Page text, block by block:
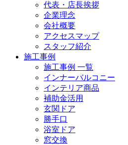
代表・店長挨拶
企業理念
会社概要
アクセスマップ
スタッフ紹介
施工事例
施工事例 一覧
インナーバルコニー
インテリア商品
補助金活用
玄関ドア
勝手口
浴室ドア
窓交換